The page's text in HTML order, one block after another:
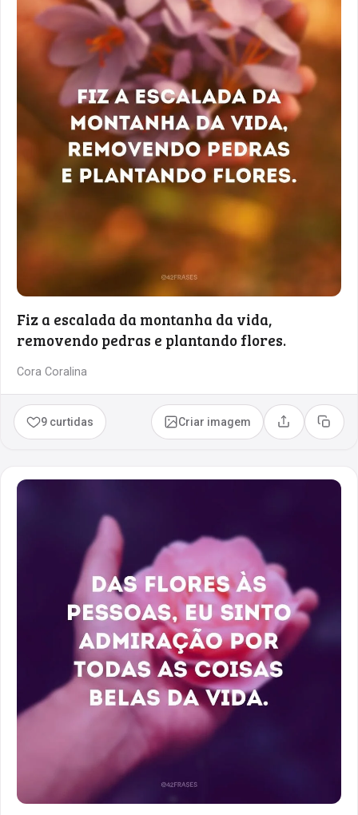
Fiz a escalada da montanha da vida,
removendo pedras e plantando flores.
Cora Coralina
9 curtidas Criar imagem Compartilhar
Copiar